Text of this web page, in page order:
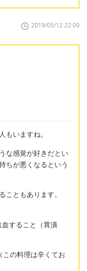
2019/05/12 22:09
もいますね。
な感覚が好きだとい
ちが悪くなるという
こともあります。
すること（胃潰
の料理は辛くてお